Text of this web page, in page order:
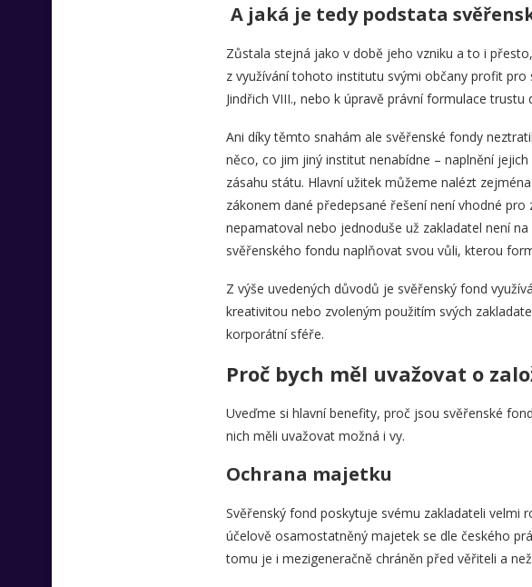
A jaká je tedy podstata
Zůstala stejná jako v době jeho vzniku a to i
z využívání tohoto institutu svými občany profit
Jindřich VIII., nebo k úpravě právní formulace
Ani díky těmto snahám ale svěřenské fondy
něco, co jim jiný institut nenabídne – naplnění
zásahu státu. Hlavní užitek můžeme nalézt
zákonem dané předepsané řešení není vhodné pro
nepamatoval nebo jednoduše už zakladatel není
svěřenského fondu naplňovat svou vůli, kterou
Z výše uvedených důvodů je svěřenský fond
kreativitou nebo zvoleným použitím svých
korporátní sféře.
Proč bych měl uvažovat o
Uveďme si hlavní benefity, proč jsou svěřenské
nich měli uvažovat možná i vy.
Ochrana majetku
Svěřenský fond poskytuje svému zakladateli velmi
účelově osamostatněný majetek se dle českého
tomu je i mezigeneračně chráněn před věřiteli a